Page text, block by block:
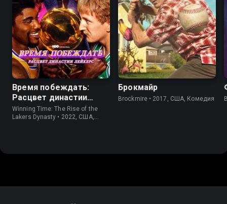
8.6 8.3
Время побеждать:
Расцвет династии
Лейкерс
Winning Time: The Rise of the
Lakers Dynasty • 2022, США,
6.7 8.0
Брокмайр
Brockmire • 2017, США, Комедия